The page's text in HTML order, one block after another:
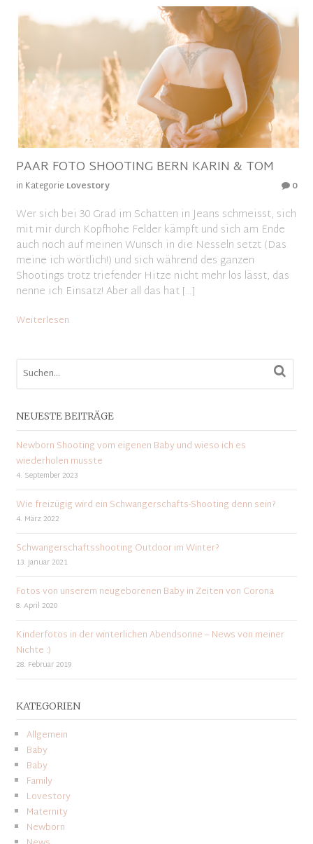
PAAR FOTO SHOOTING BERN KARIN & TOM
in Kategorie Lovestory 0
Wer sich bei 30 Grad im Schatten in Jeans schmeisst, sich
mit mir durch Kopfhohe Felder kämpft und sich am Ende
auch noch auf meinen Wunsch in die Nesseln setzt (Das
meine ich wörtlich!) und sich während des ganzen
Shootings trotz triefender Hitze nicht mehr los lässt, das
nenne ich Einsatz! Aber all das hat […]
Weiterlesen
NEUESTE BEITRÄGE
Newborn Shooting vom eigenen Baby und wieso ich es
wiederholen musste
4. September 2023
Wie freizügig wird ein Schwangerschafts-Shooting denn sein?
4. März 2022
Schwangerschaftsshooting Outdoor im Winter?
13. Januar 2021
Fotos von unserem neugeborenen Baby in Zeiten von Corona
8. April 2020
Kinderfotos in der winterlichen Abendsonne – News von meiner
Nichte :)
28. Februar 2019
KATEGORIEN
Allgemein
Baby
Baby
Family
Lovestory
Maternity
Newborn